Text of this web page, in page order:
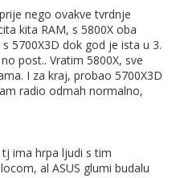
gledam koju plocu
taj procesor potreban
sa flashback opcijom,
bez procesora...
al svakako provjeri
navodno ima podrsku
odnosno mrtvi B
nego ovakve tvrdnje
kita RAM, s 5800X oba
5700X3D dok god je ista u 3.
post.. Vratim 5800X, sve
I za kraj, probao 5700X3D
radio odmah normalno,
ima hrpa ljudi s tim
al ASUS glumi budalu